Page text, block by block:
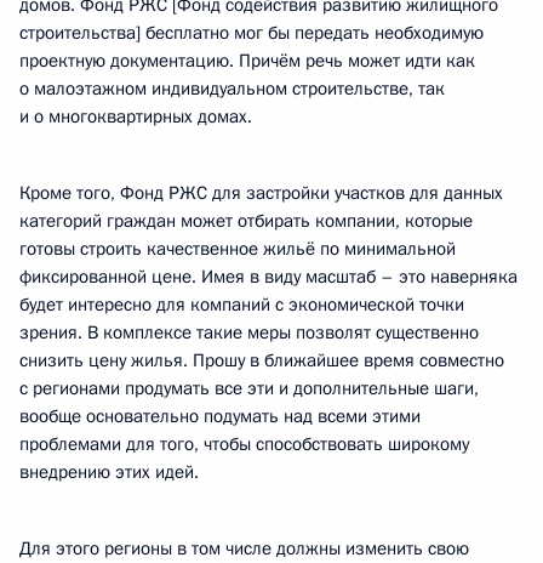
домов. Фонд РЖС [Фонд содействия развитию жилищного
строительства] бесплатно мог бы передать необходимую
проектную документацию. Причём речь может идти как
о малоэтажном индивидуальном строительстве, так
и о многоквартирных домах.
Кроме того, Фонд РЖС для застройки участков для данных
категорий граждан может отбирать компании, которые
готовы строить качественное жильё по минимальной
фиксированной цене. Имея в виду масштаб – это наверняка
будет интересно для компаний с экономической точки
зрения. В комплексе такие меры позволят существенно
снизить цену жилья. Прошу в ближайшее время совместно
с регионами продумать все эти и дополнительные шаги,
вообще основательно подумать над всеми этими
проблемами для того, чтобы способствовать широкому
внедрению этих идей.
Для этого регионы в том числе должны изменить свою